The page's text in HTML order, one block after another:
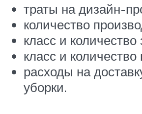
траты на дизайн-
количество
класс и
класс и
расходы на
уборки.